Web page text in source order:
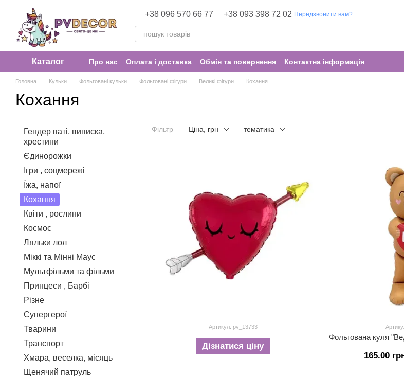
Перейти до основного контенту
+38 096 570 66 77 +38 093 398 72 02 Передзвонити вам?
Каталог Про нас Оплата і доставка Обмін та повернення Контактна інформація
Головна Кульки Фольговані кульки Фольговані фігури Великі фігури Кохання
Кохання
Фільтр Ціна, грн тематика
Артикул: pv_13733
Дізнатися ціну
165.00
Гендер паті, виписка,
хрестини
Єдинорожки
Ігри , соцмережі
Їжа, напої
Кохання
Квіти , рослини
Космос
Ляльки лол
Міккі та Мінні Маус
Мультфільми та фільми
Принцеси , Барбі
Різне
Супергерої
Тварини
Транспорт
Хмара, веселка, місяць
Щенячий патруль